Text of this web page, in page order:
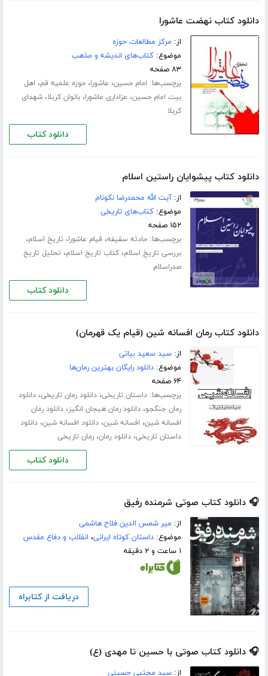
دانلود کتاب نهضت عاشورا
از: مرکز مطالعات حوزه
موضوع:کتاب‌های اندیشه و مذهب
۸۳ صفحه
برچسب‌ها: امام حسین، عاشورا،حوزه علمیه قم، اهل
بیت امام حسین، عزاداری عاشورا،بانوان کربلا،شهدای
کربلا
دانلود کتاب
دانلود کتاب پیشوایان راستین اسلام
از:آیت الله محمدرضا نکونام
موضوع:کتاب‌های تاریخی
۱۵۲ صفحه
برچسب‌ها:حادثه سقیفه، قیام عاشورا، تاریخ اسلام،
بررسی تاریخ اسلام،کتاب تاریخ اسلام، تحلیل تاریخ
صدراسلام
دانلود کتاب
دانلود کتاب رمان افسانه شین (قیام یک قهرمان)
از:سید سعید بیاتی
موضوع:دانلود رایگان بهترین رمان‌ها
۶۴ صفحه
برچسب‌ها:داستان تاریخی،دانلود رمان تاریخی،دانلود
رمان جنگجو،دانلود رمان هیجان انگیز،دانلود رمان
افسانه شین، افسانه شین،دانلود افسانه شین،دانلود
داستان تاریخی،دانلود رمان،رمان تاریخی
دانلود کتاب
🎧 دانلود کتاب صوتی شرمنده رفیق
از: میر شمس الدین فلاح هاشمی
موضوع:داستان کوتاه ایرانی، انقلاب و دفاع مقدس
۱ ساعت و ۲ دقیقه
دریافت از کتابراه
🎧 دانلود کتاب صوتی با حسین تا مهدی (ع)
از:سید مجتبی حسینی